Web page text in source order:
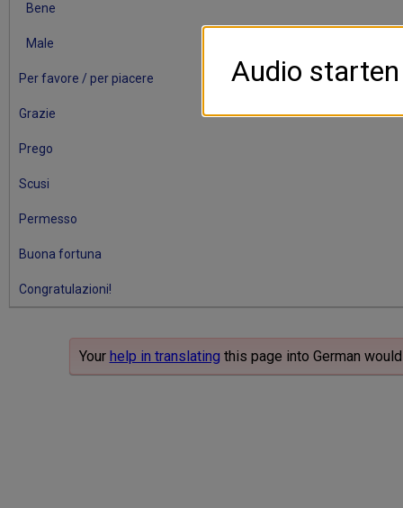
Bene
Male
Per favore / per piacere
Grazie
Prego
Scusi
Permesso
Buona fortuna
Congratulazioni!
Your help in translating this page into German
Audio starten